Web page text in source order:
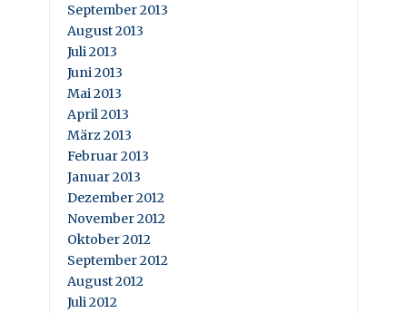
September 2013
August 2013
Juli 2013
Juni 2013
Mai 2013
April 2013
März 2013
Februar 2013
Januar 2013
Dezember 2012
November 2012
Oktober 2012
September 2012
August 2012
Juli 2012